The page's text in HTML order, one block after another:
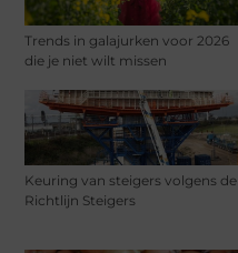
Trends in galajurken voor 2026
die je niet wilt missen
Keuring van steigers volgens de
Richtlijn Steigers